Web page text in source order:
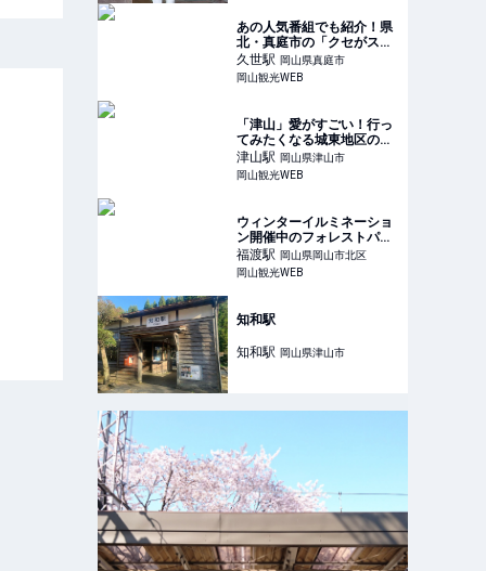
あの人気番組でも紹介！県
北・真庭市の「クセがスゴ
い！」商店街を巡ってみた
久世駅 岡山県真庭市
岡山観光WEB
「津山」愛がすごい！行っ
てみたくなる城東地区の穴
場スポット
津山駅 岡山県津山市
岡山観光WEB
ウィンターイルミネーショ
ン開催中のフォレストパー
クドイツの森へ行ってみ
た！
福渡駅 岡山県岡山市北区
岡山観光WEB
知和駅
知和駅 岡山県津山市